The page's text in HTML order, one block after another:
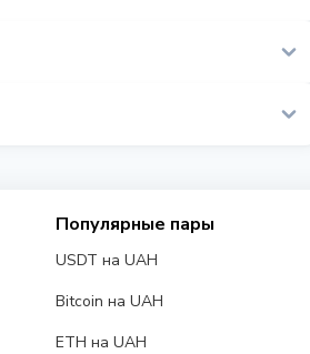
Популярные пары
USDT на UAH
Bitcoin на UAH
ETH на UAH